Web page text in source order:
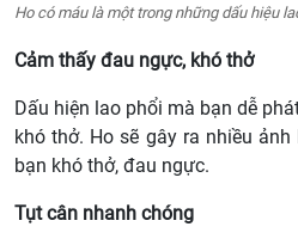
Ho có máu là một trong những dấu hiệu
Cảm thấy đau ngực, khó thở
Dấu hiện lao phổi mà bạn dễ
khó thở. Ho sẽ gây ra nhiều
bạn khó thở, đau ngực.
Tụt cân nhanh chóng